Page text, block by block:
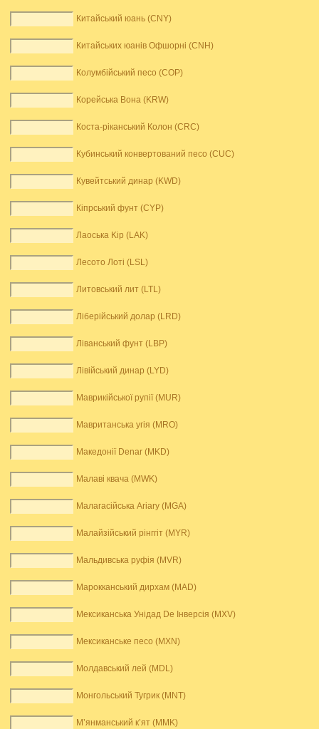
Китайський юань (CNY)
Китайських юанів Офшорні (CNH)
Колумбійський песо (COP)
Корейська Вона (KRW)
Коста-ріканський Колон (CRC)
Кубинський конвертований песо (CUC)
Кувейтський динар (KWD)
Кіпрський фунт (CYP)
Лаоська Kip (LAK)
Лесото Лоті (LSL)
Литовський лит (LTL)
Ліберійський долар (LRD)
Ліванський фунт (LBP)
Лівійський динар (LYD)
Маврикійської рупії (MUR)
Мавританська угія (MRO)
Македонії Denar (MKD)
Малаві квача (MWK)
Малагасійська Ariary (MGA)
Малайзійський рінггіт (MYR)
Мальдивська руфія (MVR)
Марокканський дирхам (MAD)
Мексиканська Унідад De Інверсія (MXV)
Мексиканське песо (MXN)
Молдавський лей (MDL)
Монгольський Тугрик (MNT)
М’янманський к’ят (MMK)